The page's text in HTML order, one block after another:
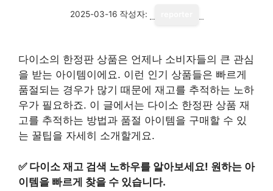
2025-03-16 작성자:
다이소의 한정판 상품은 언제나 소비자들의 큰 관심
을 받는 아이템이에요. 이런 인기 상품들은 빠르게
품절되는 경우가 많기 때문에 재고를 추적하는 노하
우가 필요하죠. 이 글에서는 다이소 한정판 상품 재
고를 추적하는 방법과 품절 아이템을 구매할 수 있
는 꿀팁을 자세히 소개할게요.
✅ 다이소 재고 검색 노하우를 알아보세요! 원하는 아
이템을 빠르게 찾을 수 있습니다.